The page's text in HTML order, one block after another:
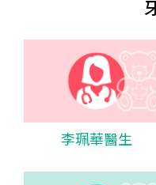
李珮華醫生